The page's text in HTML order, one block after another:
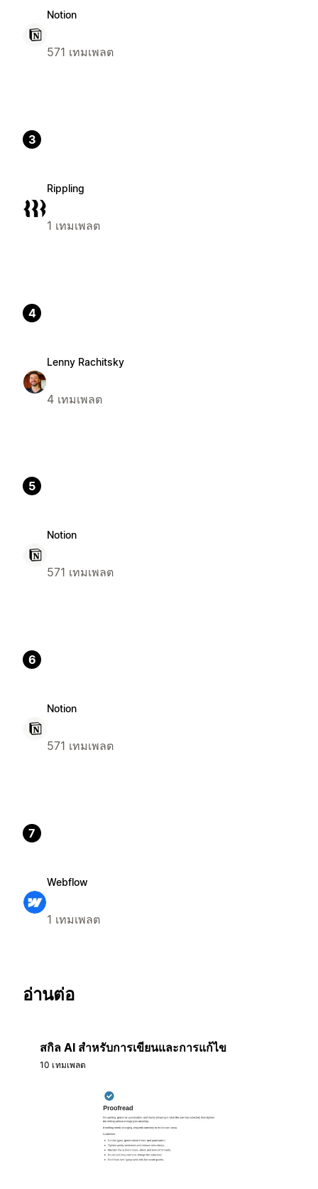
Notion
571 เทมเพลต
3
Rippling
1 เทมเพลต
4
Lenny Rachitsky
4 เทมเพลต
5
Notion
571 เทมเพลต
6
Notion
571 เทมเพลต
7
Webflow
1 เทมเพลต
อ่านต่อ
สกิล AI สำหรับการเขียนและการแก้ไข
10 เทมเพลต